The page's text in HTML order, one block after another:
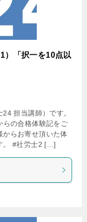
）「択一を10点以
担当講師）です。
らの合格体験記をご
からお寄せ頂いた体
。 #社労士2 […]